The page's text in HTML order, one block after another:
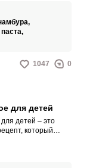
миру.
1047 0
для детей
детей – это
который